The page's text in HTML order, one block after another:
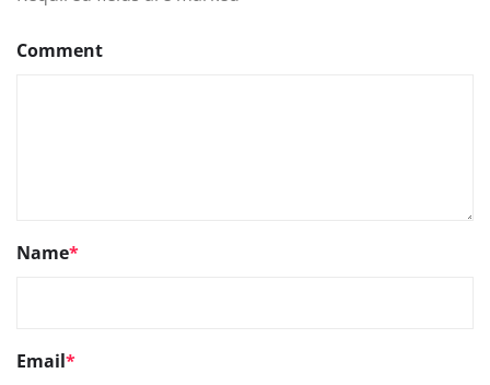
Comment
Name*
Email*